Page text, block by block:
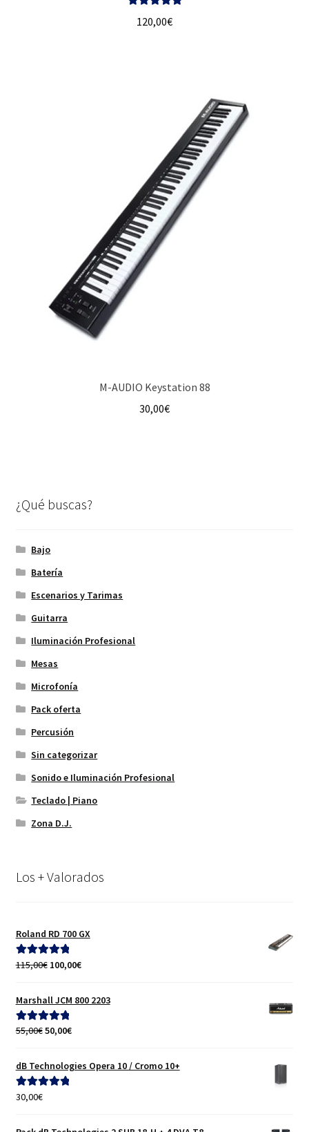
5.00de 5
120,00€
M-AUDIO Keystation 88
30,00€
¿Qué buscas?
Bajo
Batería
Escenarios y Tarimas
Guitarra
Iluminación Profesional
Mesas
Microfonía
Pack oferta
Percusión
Sin categorizar
Sonido e Iluminación Profesional
Teclado | Piano
Zona D.J.
Los + Valorados
Roland RD 700 GX
Valorado con
115,00€ El
original
era:
100,00€El
Marshall JCM 800 2203
Valorado con
55,00€El
original
era:
50,00€El
actual
es:
dB Technologies Opera 10 / Cromo 10+
Valorado con
30,00€